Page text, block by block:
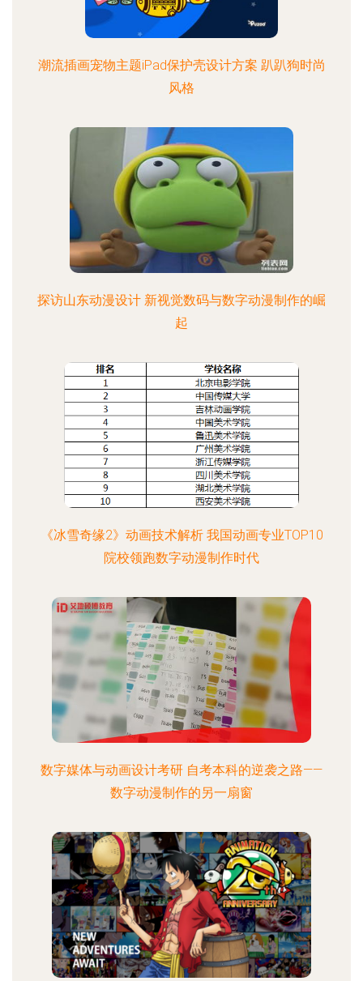
潮流插画宠物主题iPad保护壳设计方案 趴趴狗时尚
风格
探访山东动漫设计 新视觉数码与数字动漫制作的崛
起
《冰雪奇缘2》动画技术解析 我国动画专业TOP10
院校领跑数字动漫制作时代
数字媒体与动画设计考研 自考本科的逆袭之路——
数字动漫制作的另一扇窗